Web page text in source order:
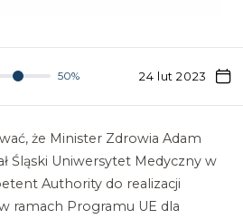
50% 24 lut 2023
że Minister Zdrowia Adam
Śląski Uniwersytet Medyczny w
Authority do realizacji
ramach Programu UE dla